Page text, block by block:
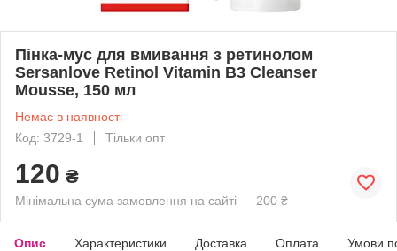
Пінка-мус для вмивання з ретинолом
Sersanlove Retinol Vitamin B3 Cleanser
Mousse, 150 мл
Немає в наявності
Код: 3729-1
Тільки опт
120 ₴
Мінімальна сума замовлення на сайті — 200 ₴
Опис Характеристики Доставка Оплата Умови